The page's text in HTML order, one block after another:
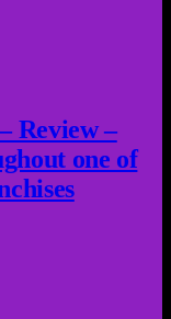
Review –
one of